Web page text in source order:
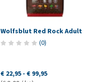
Wolfsblut Red Rock Adult
(0)
€ 22,95 - € 99,95